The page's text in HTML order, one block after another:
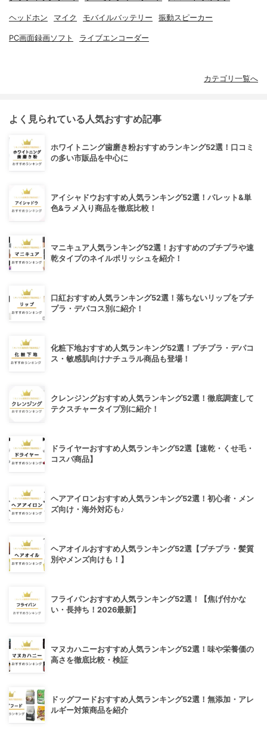
ヘッドホン マイク モバイルバッテリー 振動スピーカー
PC画面録画ソフト ライブエンコーダー
カテゴリ一覧へ
よく見られている人気おすすめ記事
ホワイトニング歯磨き粉おすすめランキング52選！口コミ
の多い市販品を中心に
アイシャドウおすすめ人気ランキング52選！パレット&単
色&ラメ入り商品を徹底比較！
マニキュア人気ランキング52選！おすすめのプチプラや速
乾タイプのネイルポリッシュを紹介！
口紅おすすめ人気ランキング52選！落ちないリップをプチ
プラ・デパコス別に紹介！
化粧下地おすすめ人気ランキング52選！プチプラ・デパコ
ス・敏感肌向けナチュラル商品も登場！
クレンジングおすすめ人気ランキング52選！徹底調査して
テクスチャータイプ別に紹介！
ドライヤーおすすめ人気ランキング52選【速乾・くせ毛・
コスパ商品】
ヘアアイロンおすすめ人気ランキング52選！初心者・メン
ズ向け・海外対応も♪
ヘアオイルおすすめ人気ランキング52選【プチプラ・髪質
別やメンズ向けも！】
フライパンおすすめ人気ランキング52選！【焦げ付かな
い・長持ち！2026最新】
マヌカハニーおすすめ人気ランキング52選！味や栄養価の
高さを徹底比較・検証
ドッグフードおすすめ人気ランキング52選！無添加・アレ
ルギー対策商品を紹介